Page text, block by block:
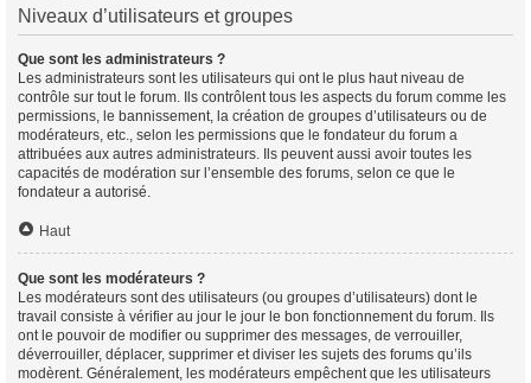
Niveaux d’utilisateurs et groupes
Que sont les administrateurs ?
Les administrateurs sont les utilisateurs qui ont le plus haut niveau de
contrôle sur tout le forum. Ils contrôlent tous les aspects du forum comme les
permissions, le bannissement, la création de groupes d’utilisateurs ou de
modérateurs, etc., selon les permissions que le fondateur du forum a
attribuées aux autres administrateurs. Ils peuvent aussi avoir toutes les
capacités de modération sur l’ensemble des forums, selon ce que le
fondateur a autorisé.
Haut
Que sont les modérateurs ?
Les modérateurs sont des utilisateurs (ou groupes d’utilisateurs) dont le
travail consiste à vérifier au jour le jour le bon fonctionnement du forum. Ils
ont le pouvoir de modifier ou supprimer des messages, de verrouiller,
déverrouiller, déplacer, supprimer et diviser les sujets des forums qu’ils
modèrent. Généralement, les modérateurs empêchent que les utilisateurs